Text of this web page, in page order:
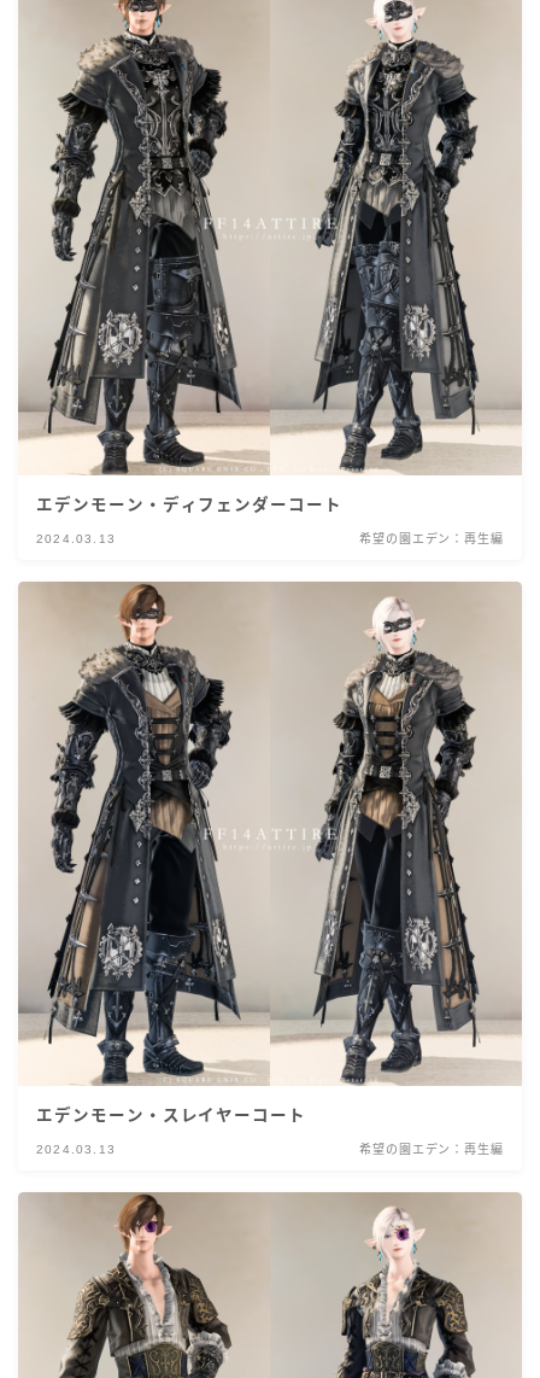
エデンモーン・ディフェンダーコート
2024.03.13 希望の園エデン：再生編
エデンモーン・スレイヤーコート
2024.03.13 希望の園エデン：再生編